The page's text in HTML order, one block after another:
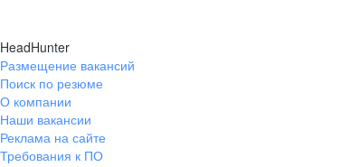
HeadHunter
Размещение вакансий
Поиск по резюме
О компании
Наши вакансии
Реклама на сайте
Требования к ПО